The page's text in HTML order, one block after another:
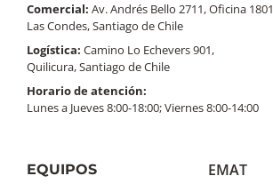
Comercial: Av. Andrés Bello 2711, Oficina 1801
Las Condes, Santiago de Chile
Logística: Camino Lo Echevers 901,
Quilicura, Santiago de Chile
Horario de atención:
Lunes a Jueves 8:00-18:00; Viernes 8:00-14:00
EQUIPOS EMAT